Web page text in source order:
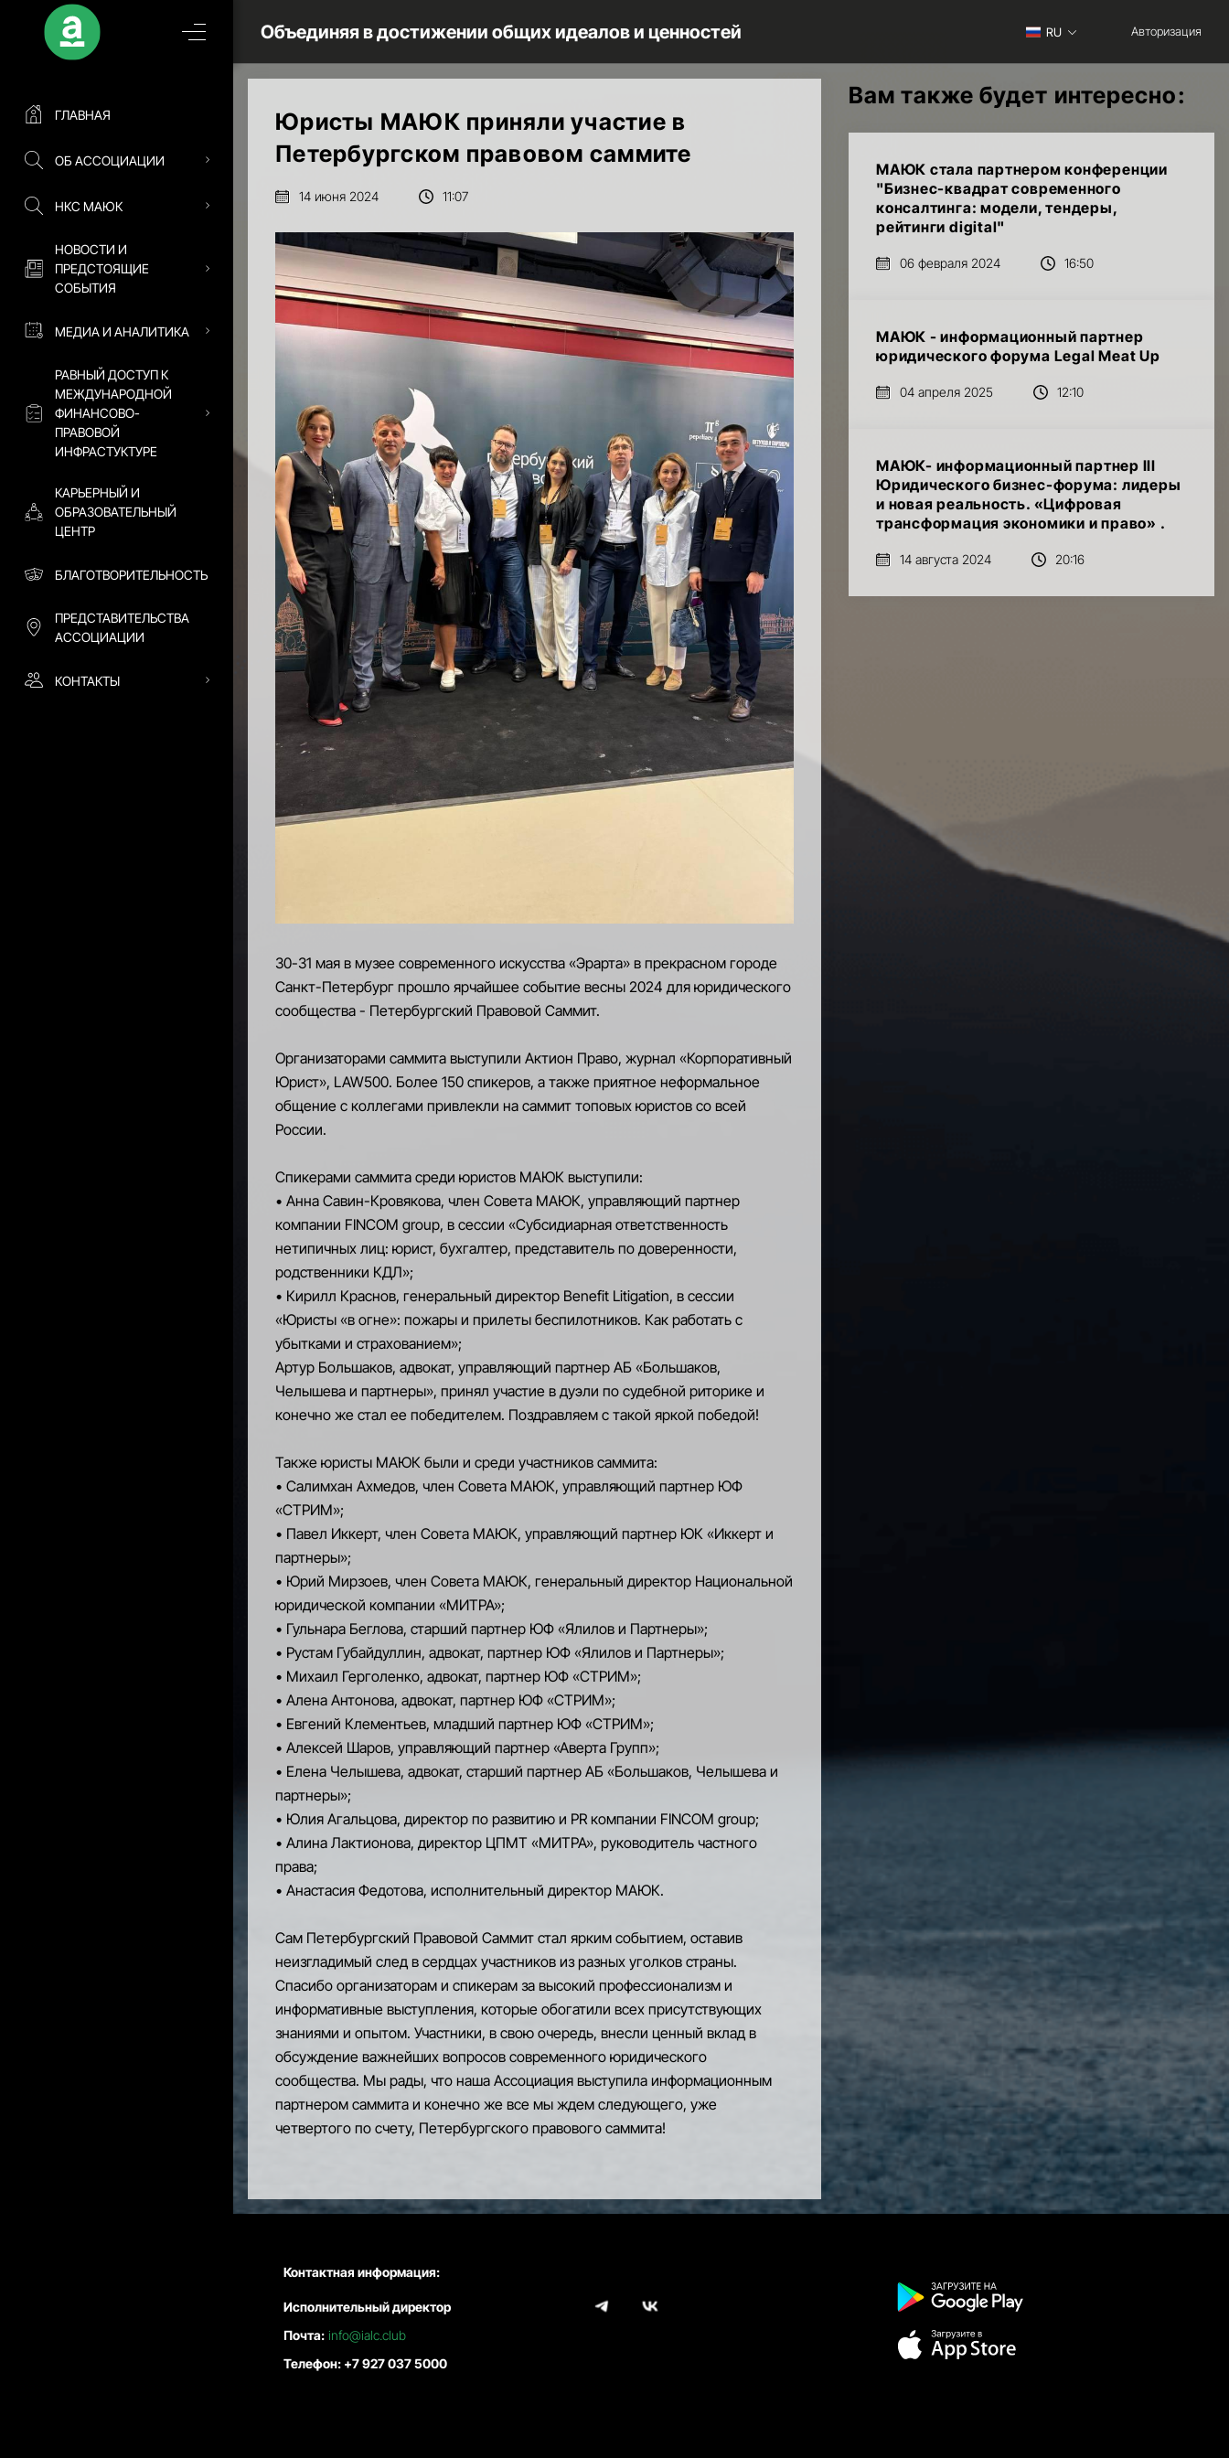
Объединяя в достижении общих идеалов и ценностей RU Авторизация
ГЛАВНАЯ
ОБ АССОЦИАЦИИ
НКС МАЮК
НОВОСТИ И
ПРЕДСТОЯЩИЕ
СОБЫТИЯ
МЕДИА И АНАЛИТИКА
РАВНЫЙ ДОСТУП К
МЕЖДУНАРОДНОЙ
ФИНАНСОВО-
ПРАВОВОЙ
ИНФРАСТУКТУРЕ
КАРЬЕРНЫЙ И
ОБРАЗОВАТЕЛЬНЫЙ
ЦЕНТР
БЛАГОТВОРИТЕЛЬНОСТЬ
ПРЕДСТАВИТЕЛЬСТВА
АССОЦИАЦИИ
КОНТАКТЫ
Юристы МАЮК приняли участие в
Петербургском правовом саммите
14 июня 2024 11:07
30-31 мая в музее современного искусства «Эрарта» в прекрасном городе
Санкт-Петербург прошло ярчайшее событие весны 2024 для юридического
сообщества - Петербургский Правовой Саммит.
Организаторами саммита выступили Актион Право, журнал «Корпоративный
Юрист», LAW500. Более 150 спикеров, а также приятное неформальное
общение с коллегами привлекли на саммит топовых юристов со всей
России.
Спикерами саммита среди юристов МАЮК выступили:
• Анна Савин-Кровякова, член Совета МАЮК, управляющий партнер
компании FINCOM group, в сессии «Субсидиарная ответственность
нетипичных лиц: юрист, бухгалтер, представитель по доверенности,
родственники КДЛ»;
• Кирилл Краснов, генеральный директор Benefit Litigation, в сессии
«Юристы «в огне»: пожары и прилеты беспилотников. Как работать с
убытками и страхованием»;
Артур Большаков, адвокат, управляющий партнер АБ «Большаков,
Челышева и партнеры», принял участие в дуэли по судебной риторике и
конечно же стал ее победителем. Поздравляем с такой яркой победой!
Также юристы МАЮК были и среди участников саммита:
• Салимхан Ахмедов, член Совета МАЮК, управляющий партнер ЮФ
«СТРИМ»;
• Павел Иккерт, член Совета МАЮК, управляющий партнер ЮК «Иккерт и
партнеры»;
• Юрий Мирзоев, член Совета МАЮК, генеральный директор Национальной
юридической компании «МИТРА»;
• Гульнара Беглова, старший партнер ЮФ «Ялилов и Партнеры»;
• Рустам Губайдуллин, адвокат, партнер ЮФ «Ялилов и Партнеры»;
• Михаил Герголенко, адвокат, партнер ЮФ «СТРИМ»;
• Алена Антонова, адвокат, партнер ЮФ «СТРИМ»;
• Евгений Клементьев, младший партнер ЮФ «СТРИМ»;
• Алексей Шаров, управляющий партнер «Аверта Групп»;
• Елена Челышева, адвокат, старший партнер АБ «Большаков, Челышева и
партнеры»;
• Юлия Агальцова, директор по развитию и PR компании FINCOM group;
• Алина Лактионова, директор ЦПМТ «МИТРА», руководитель частного
права;
• Анастасия Федотова, исполнительный директор МАЮК.
Сам Петербургский Правовой Саммит стал ярким событием, оставив
неизгладимый след в сердцах участников из разных уголков страны.
Спасибо организаторам и спикерам за высокий профессионализм и
информативные выступления, которые обогатили всех присутствующих
знаниями и опытом. Участники, в свою очередь, внесли ценный вклад в
обсуждение важнейших вопросов современного юридического
сообщества. Мы рады, что наша Ассоциация выступила информационным
партнером саммита и конечно же все мы ждем следующего, уже
четвертого по счету, Петербургского правового саммита!
Вам также будет интересно:
МАЮК стала партнером конференции
"Бизнес-квадрат современного
консалтинга: модели, тендеры,
рейтинги digital"
06 февраля 2024 16:50
МАЮК - информационный партнер
юридического форума Legal Meat Up
04 апреля 2025 12:10
МАЮК- информационный партнер III
Юридического бизнес-форума: лидеры
и новая реальность. «Цифровая
трансформация экономики и право» .
14 августа 2024 20:16
Контактная информация:
Исполнительный директор
Почта: info@ialc.club
Телефон: +7 927 037 5000